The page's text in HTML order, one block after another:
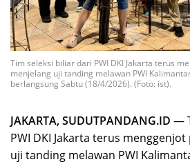
Tim seleksi biliar dari PWI DKI Jakarta terus
menjelang uji tanding melawan PWI
berlangsung Sabtu (18/4/2026). (Foto: ist).
JAKARTA, SUDUTPANDANG.ID —
PWI DKI Jakarta terus
uji tanding melawan PWI